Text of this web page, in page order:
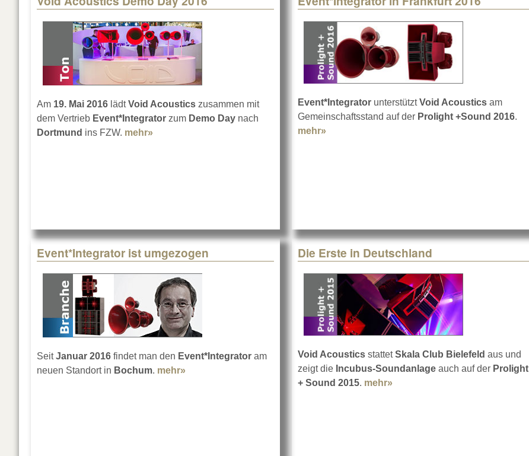
Am 19. Mai 2016 lädtVoid Acoustics zusammen mit
dem Vertrieb Event*Integrator zum Demo Day nach
Dortmund ins FZW. mehr» about Void Acoustics Demo Day 2016
Event*Integrator unterstütztVoid Acoustics am
Gemeinschaftsstand auf der Prolight +Sound 2016.
mehr»
Event*Integrator ist umgezogen
SeitJanuar 2016 findet man den Event*Integrator am
neuen Standort in Bochum. mehr» about Event*Integrator ist umgezogen
Die Erste in Deutschland
Void Acoustics stattetSkala Club Bielefeld aus und
zeigt die Incubus-Soundanlage auch auf der Prolight
+ Sound 2015. mehr»